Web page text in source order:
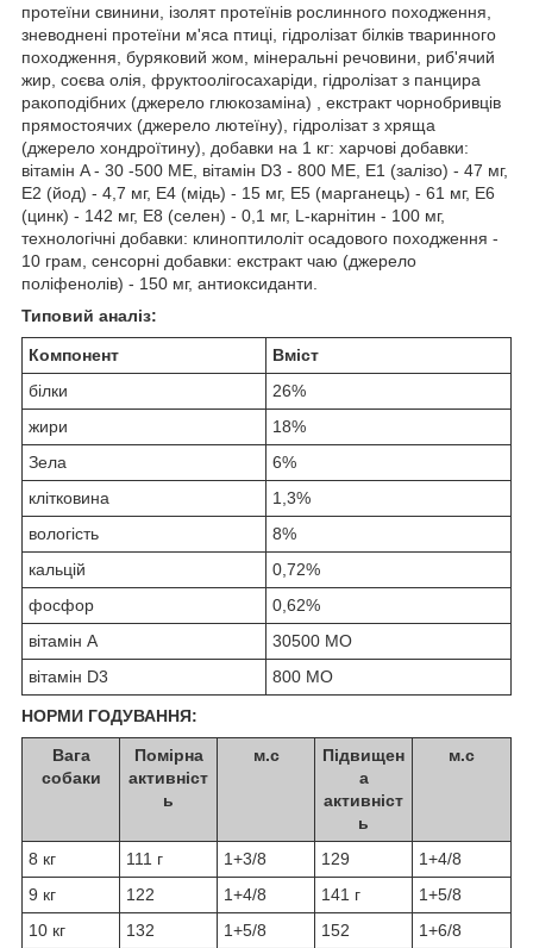
протеїни свинини, ізолят протеїнів рослинного походження,
зневоднені протеїни м'яса птиці, гідролізат білків тваринного
походження, буряковий жом, мінеральні речовини, риб'ячий
жир, соєва олія, фруктоолігосахаріди, гідролізат з панцира
ракоподібних (джерело глюкозаміна) , екстракт чорнобривців
прямостоячих (джерело лютеїну), гідролізат з хряща
(джерело хондроїтину), добавки на 1 кг: харчові добавки:
вітамін A - 30 -500 ME, вітамін D3 - 800 ME, Е1 (залізо) - 47 мг,
Е2 (йод) - 4,7 мг, Е4 (мідь) - 15 мг, Е5 (марганець) - 61 мг, Е6
(цинк) - 142 мг, Е8 (сeлeн) - 0,1 мг, L-карнітин - 100 мг,
технологічні добавки: клиноптилоліт осадового походження -
10 грам, сенсорні добавки: екстракт чаю (джерело
поліфенолів) - 150 мг, антиоксиданти.
Типовий аналіз:
Компонент
Вміст
білки
26%
жири
18%
Зела
6%
клітковина
1,3%
вологість
8%
кальцій
0,72%
фосфор
0,62%
вітамін А
30500 МО
вітамін D3
800 МО
НОРМИ ГОДУВАННЯ:
Вага
собаки
Помірна
активніст
ь
м.с
Підвищен
а
активніст
ь
м.с
8 кг 111 г 1+3/8 129
1+4/8
9 кг
122 1+4/8 141 г
1+5/8
10 кг
132 1+5/8 152
1+6/8